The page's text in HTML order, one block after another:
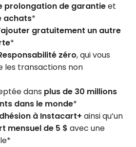
prolongation de garantieet
achats*
gratuitement un autre
*
zéro, qui vous
les transactions non
dans plus de 30 millions
dans le monde*
à Instacart+ ainsi qu’un
mensuel de 5 $ avec une